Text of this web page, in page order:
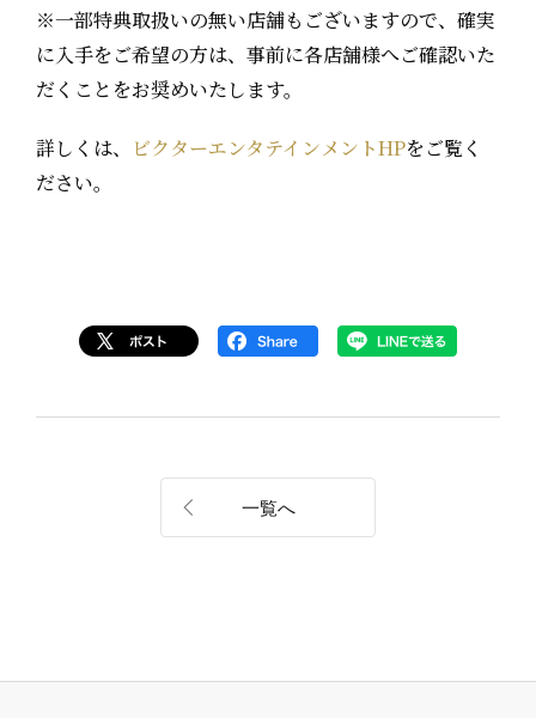
※一部特典取扱いの無い店舗もございますので、確実
に入手をご希望の方は、事前に各店舗様へご確認いた
だくことをお奨めいたします。
詳しくは、 ビクターエンタテインメントHPをご覧く
ださい。
一覧へ